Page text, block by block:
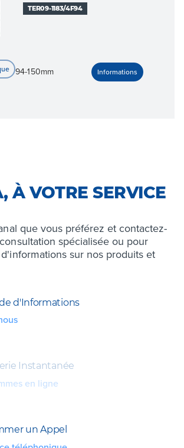
TER09-1183/4F94
94-150mm
À VOTRE SERVICE
que vous préférez et contactez-
spécialisée ou pour
sur nos produits et
d'Informations
Instantanée
en ligne
un Appel